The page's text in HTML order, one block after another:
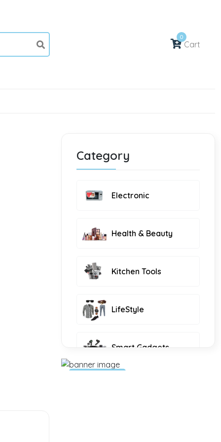
0
Cart
Category
Electronic
Health & Beauty
Kitchen Tools
LifeStyle
Smart Gadgets
All Food